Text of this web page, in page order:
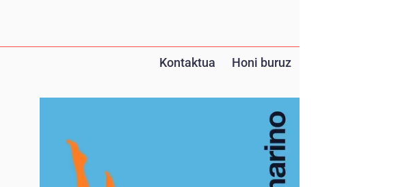
Kontaktua Honi buruz